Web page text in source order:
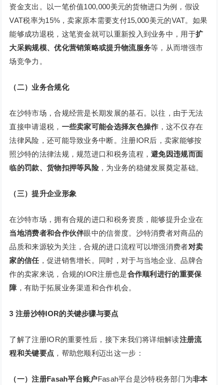
资金支出。以一笔价值100,000美元的货物进口为例，假设
VAT税率为15%，卖家原本需要支付15,000美元的VAT。如果
能够成功退税，这笔资金就可以重新投入到业务中，用于扩
大采购规模、优化营销策略或提升物流服务等，从而增强市
场竞争力。
（二）业务合规化
在沙特市场，合规经营是长期发展的基石。以往，由于无法
直接申请退税， 一些卖家可能会选择灰色操作 ，这不仅存在
法律风险，还可能导致业务中断。注册IOR后，卖家能够按
照沙特的法律法规，规范进口和税务流程，避免因违规而面
临的罚款、货物扣押等风险，为业务的稳健发展奠定基础。
（三）提升企业形象
在沙特市场，拥有合规的进口和税务资质，能够提升企业在
当地消费者和合作伙伴眼中的信誉度。沙特消费者对商品的
品质和来源较为关注，合规的进口流程可以增强消费者对卖
家的信任，促进销售增长。同时，对于与当地企业、品牌合
作的卖家来说，合规的IOR注册也是合作顺利进行的重要保
障 ，有助于拓展业务渠道和合作机会。
3 注册沙特IOR的关键步骤与要点
了解了注册IOR的重要性后，接下来我们将详细解读注册流
程和关键要点 ，帮助您顺利迈出这一步：
（一）注册Fasah平台账户Fasah平台是沙特税务部门为非本